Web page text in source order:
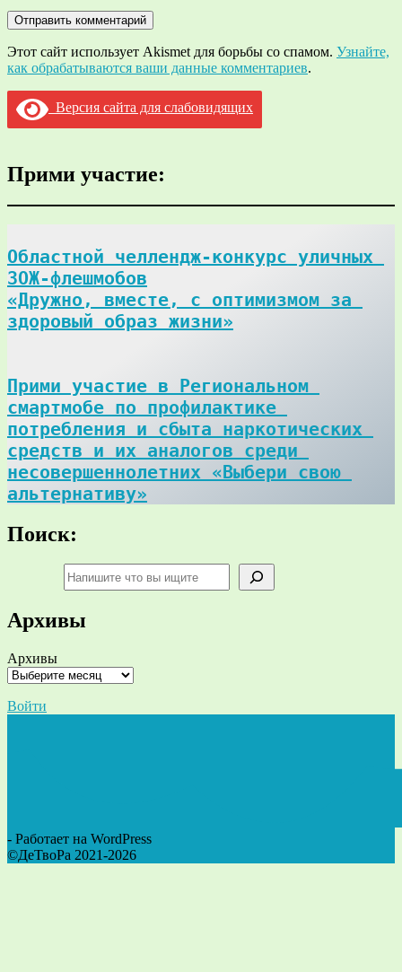
Этот сайт использует Akismet для борьбы со спамом. Узнайте,
как обрабатываются ваши данные комментариев.
Версия сайта для слабовидящих
Прими участие:
Областной челлендж-конкурс уличных
ЗОЖ-флешмобов
«Дружно, вместе, с оптимизмом за
здоровый образ жизни»
Прими участие в Региональном
смартмобе по профилактике
потребления и сбыта наркотических
средств и их аналогов среди
несовершеннолетних «Выбери свою
альтернативу»
Поиск:
Архивы
Архивы
Войти
- Работает на WordPress
©ДеТвоРа 2021-2026